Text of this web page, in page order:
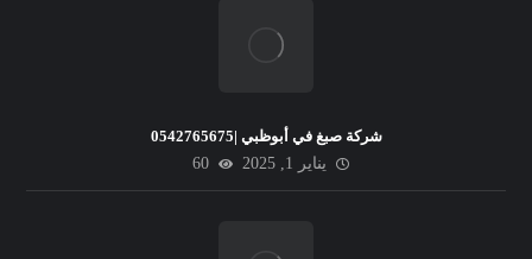
شركة صبغ في أبوظبي |0542765675
يناير 1, 2025
60